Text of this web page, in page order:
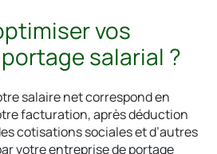
vos
salarial ?
salaire net correspond en
facturation, après déduction
cotisations sociales et d’autres
votre entreprise de portage